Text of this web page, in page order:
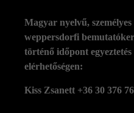
Magyar nyelvű, személyes
weppersdorfi
történő időpont
elérhetőségen:
Kiss Zsanett +36 30 376